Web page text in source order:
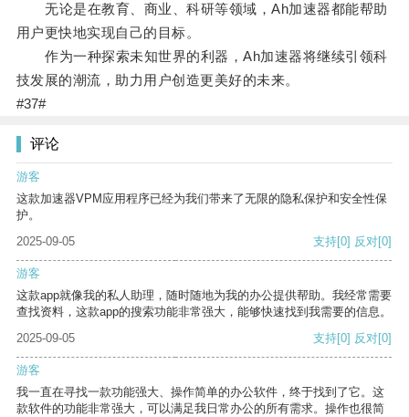
无论是在教育、商业、科研等领域，Ah加速器都能帮助
用户更快地实现自己的目标。
作为一种探索未知世界的利器，Ah加速器将继续引领科
技发展的潮流，助力用户创造更美好的未来。
#37#
评论
游客
这款加速器VPM应用程序已经为我们带来了无限的隐私保护和安全性保
护。
2025-09-05
支持[0] 反对[0]
游客
这款app就像我的私人助理，随时随地为我的办公提供帮助。我经常需要
查找资料，这款app的搜索功能非常强大，能够快速找到我需要的信息。
2025-09-05
支持[0] 反对[0]
游客
我一直在寻找一款功能强大、操作简单的办公软件，终于找到了它。这
款软件的功能非常强大，可以满足我日常办公的所有需求。操作也很简